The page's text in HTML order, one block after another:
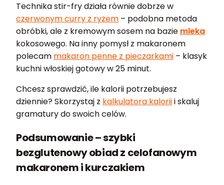
Technika stir-fry działa równie dobrze w
czerwonym curry z ryżem – podobna metoda
obróbki, ale z kremowym sosem na bazie mleka
kokosowego. Na inny pomysł z makaronem
polecam makaron penne z pieczarkami – klasyk
kuchni włoskiej gotowy w 25 minut.
Chcesz sprawdzić, ile kalorii potrzebujesz
dziennie? Skorzystaj z kalkulatora kaloriii skaluj
gramatury do swoich celów.
Podsumowanie – szybki
bezglutenowy obiad z celofanowym
makaronem i kurczakiem